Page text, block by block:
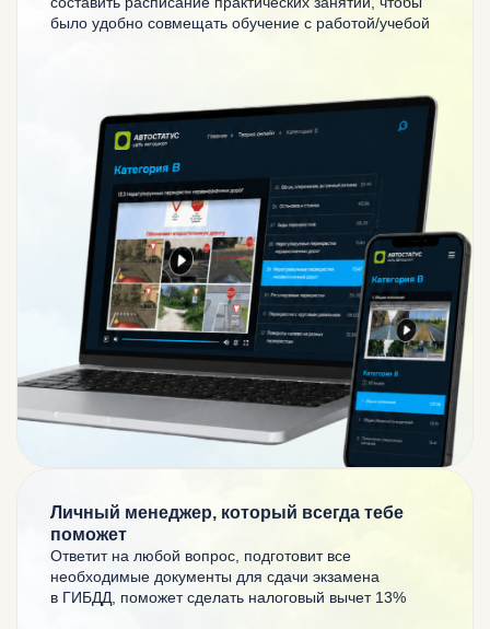
было удобно совмещать обучение c работой/учебой
Личный менеджер, который всегда тебе
поможет
Ответит на любой вопрос, подготовит все
необходимые документы для сдачи экзамена
в ГИБДД, поможет сделать налоговый вычет 13%